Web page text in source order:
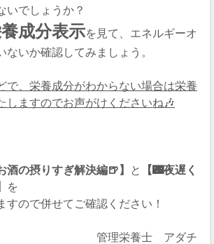
いでしょうか？
成分表示を見て、エネルギーオ
ないか確認してみましょう。
で、栄養成分がわからない場合は栄養
しますのでお声がけくださいね🎶
酒の摂りすぎ解決編🍺】 と
【🌃夜遅く
を
すので併せてご確認ください！
管理栄養士 アダチ